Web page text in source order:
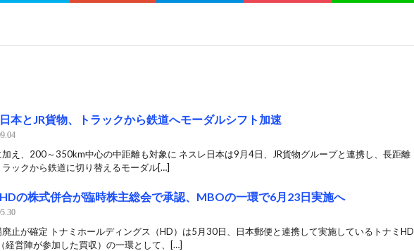
本とJR貨物、トラックから鉄道へモーダルシフト加速
え、200～350km中心の中距離も対象に ネスレ日本は9月4日、JR貨物グループと連携し、長距離
ックから鉄道に切り替えるモーダル[…]
HDの株式併合が臨時株主総会で承認、MBOの一環で6月23日実施へ
止が確定 トナミホールディングス（HD）は5月30日、日本郵便と連携して実施しているトナミHD
経営陣が参加した買収）の一環として、[…]